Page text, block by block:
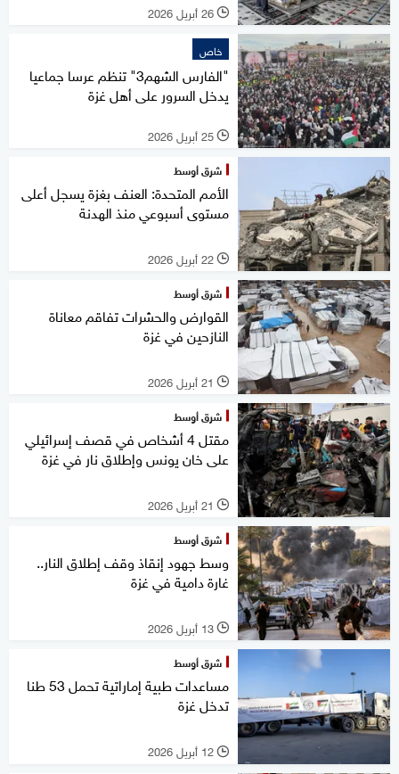
l 26 أبريل 2026
خاص
"الفارس الشهم3" تنظم عرسا جماعيا
يدخل السرور على أهل غزة
l 25 أبريل 2026
شرق أوسط
الأمم المتحدة: العنف بغزة يسجل أعلى
مستوى أسبوعي منذ الهدنة
l 22 أبريل 2026
شرق أوسط
القوارض والحشرات تفاقم معاناة
النازحين في غزة
l 21 أبريل 2026
شرق أوسط
مقتل 4 أشخاص في قصف إسرائيلي
على خان يونس وإطلاق نار في غزة
l 21 أبريل 2026
شرق أوسط
وسط جهود إنقاذ وقف إطلاق النار..
غارة دامية في غزة
l 13 أبريل 2026
شرق أوسط
مساعدات طبية إماراتية تحمل 53 طنا
تدخل غزة
l 12 أبريل 2026